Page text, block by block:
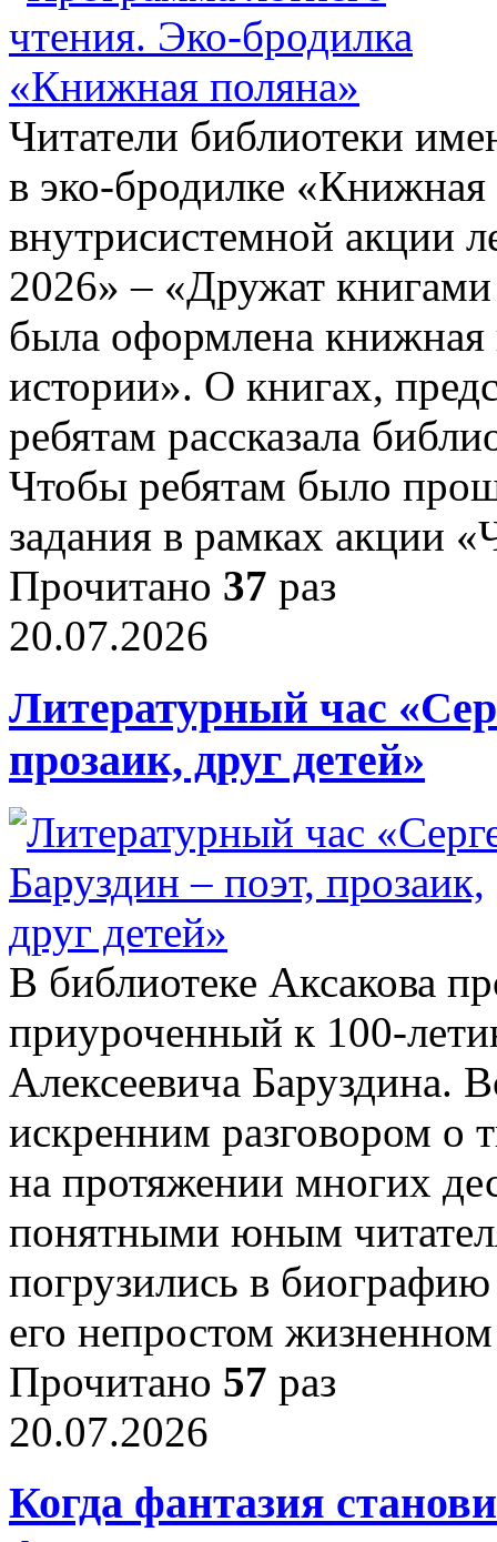
Читатели библиотеки
в эко-бродилке
внутрисистемной акции
2026» – «Дружат
была оформлена книжная
истории». О книгах,
ребятам рассказала
Чтобы ребятам было
задания в рамках акции
Прочитано 37 раз
20.07.2026
Литературный час
прозаик, друг детей»
В библиотеке Аксакова
приуроченный к
Алексеевича Баруздина.
искренним разговором о
на протяжении многих
понятными юным
погрузились в
его непростом
Прочитано 57 раз
20.07.2026
Когда фантазия